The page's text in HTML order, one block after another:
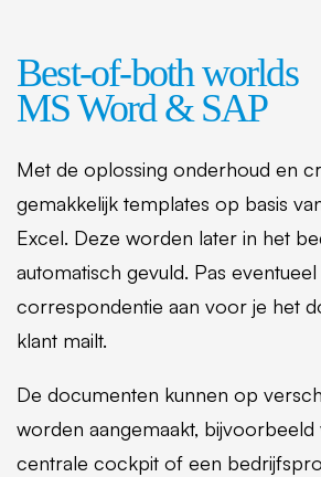
Best-of-both worlds
MS Word & SAP
Met de oplossing onderhoud en
gemakkelijk templates op basis
Excel. Deze worden later in het
automatisch gevuld. Pas
correspondentie aan voor je het
klant mailt.
De documenten kunnen op
worden aangemaakt, bijvoorbeeld
centrale cockpit of een